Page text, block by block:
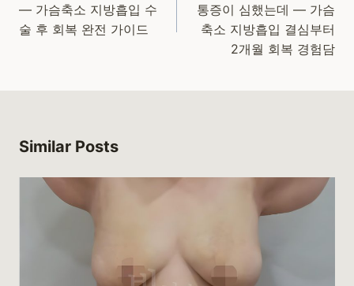
— 가슴축소 지방흡입 수
술 후 회복 완전 가이드
통증이 심했는데 — 가슴
축소 지방흡입 결심부터
2개월 회복 경험담
Similar Posts